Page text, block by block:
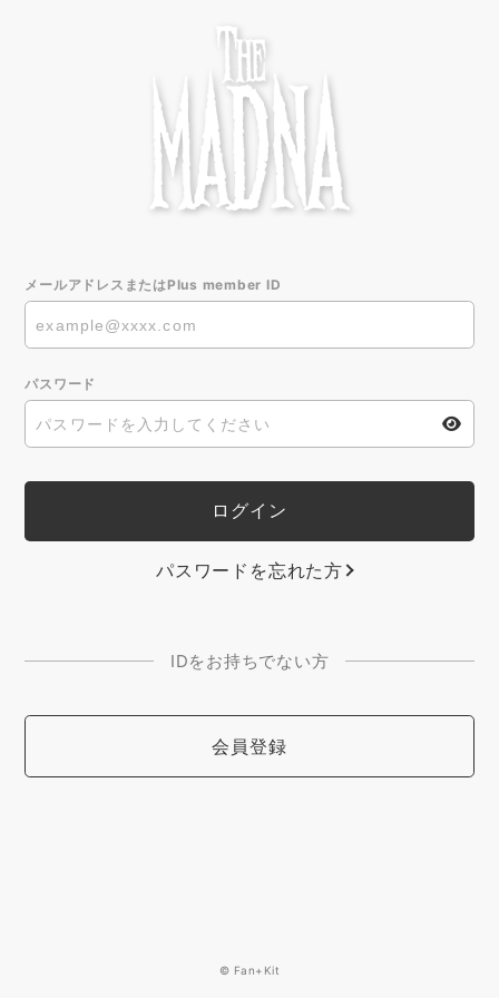
メールアドレスまたはPlus member ID
パスワード
パスワードを忘れた方
IDをお持ちでない方
会員登録
© Fan+Kit